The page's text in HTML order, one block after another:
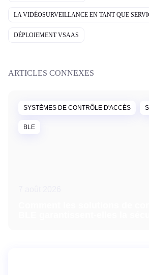
LA VIDÉOSURVEILLANCE EN TANT QUE
DÉPLOIEMENT VSAAS
ARTICLES CONNEXES
SYSTÈMES DE CONTRÔLE D'ACCÈS
BLE